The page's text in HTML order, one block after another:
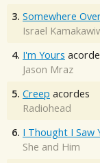
3. Somewhere
Israel
4. I'm Yours
Jason Mraz
5. Creep acordes
Radiohead
6. I Thought I Saw
She and Him